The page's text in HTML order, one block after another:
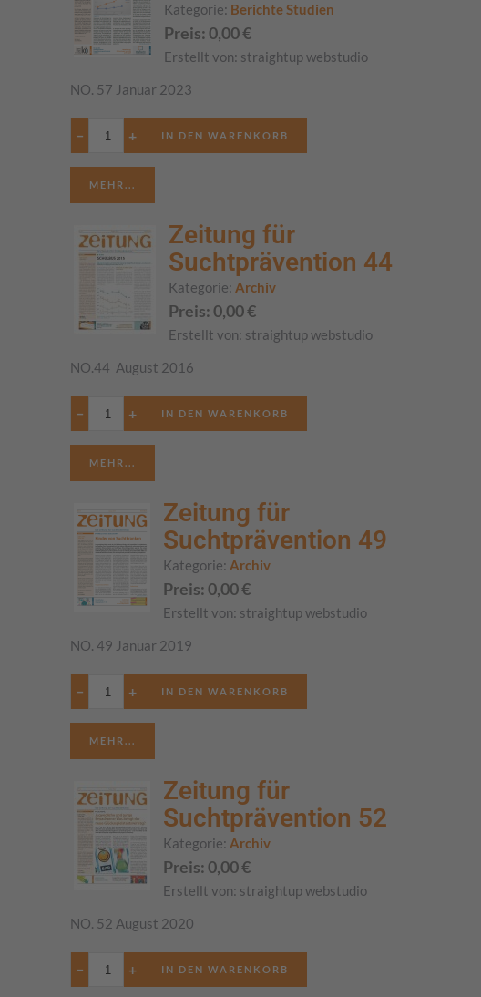
Kategorie: Berichte Studien
Preis: 0,00€
Erstellt von: straightup webstudio
NO. 57 Januar 2023
− +
MEHR...
Zeitung für
Suchtprävention 44
Kategorie: Archiv
Preis: 0,00€
Erstellt von: straightup webstudio
NO.44 August 2016
− +
MEHR...
Zeitung für
Suchtprävention 49
Kategorie: Archiv
Preis: 0,00€
Erstellt von: straightup webstudio
NO. 49 Januar 2019
− +
MEHR...
Zeitung für
Suchtprävention 52
Kategorie: Archiv
Preis: 0,00€
Erstellt von: straightup webstudio
NO. 52 August 2020
− +